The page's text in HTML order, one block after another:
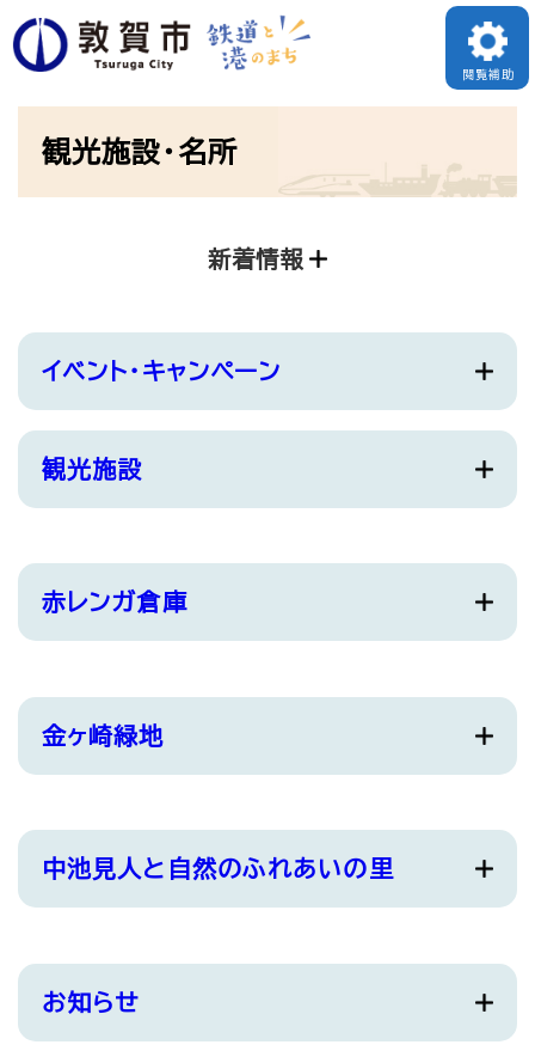
ペ
ー
閲覧補助
観光施設・名所
新着情報
イベント・キャンペーン
観光施設
赤レンガ倉庫
金ヶ崎緑地
中池見人と自然のふれあいの里
お知らせ